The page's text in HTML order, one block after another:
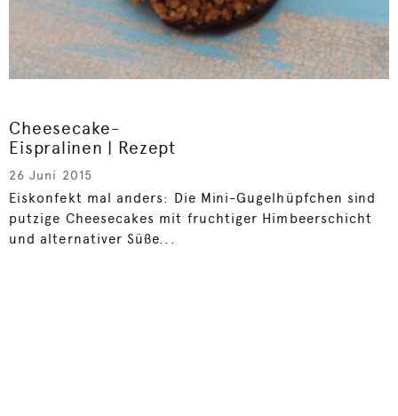
Cheesecake-
Eispralinen | Rezept
26 Juni 2015
Eiskonfekt mal anders: Die Mini-Gugelhüpfchen sind
putzige Cheesecakes mit fruchtiger Himbeerschicht
und alternativer Süße...